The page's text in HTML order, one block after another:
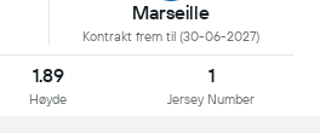
Marseille
Kontrakt frem til (30-06-2027)
1.89
Høyde
1
Jersey Number